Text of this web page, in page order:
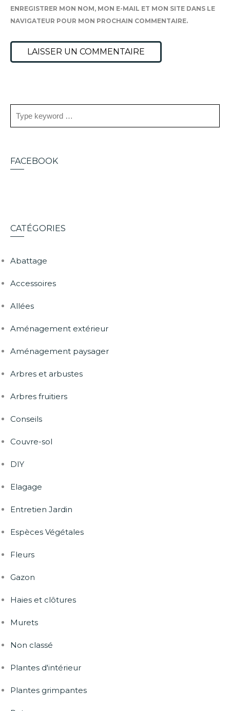
ENREGISTRER MON NOM, MON E-MAIL ET MON SITE DANS LE
NAVIGATEUR POUR MON PROCHAIN COMMENTAIRE.
FACEBOOK
CATÉGORIES
Abattage
Accessoires
Allées
Aménagement extérieur
Aménagement paysager
Arbres et arbustes
Arbres fruitiers
Conseils
Couvre-sol
DIY
Elagage
Entretien Jardin
Espèces Végétales
Fleurs
Gazon
Haies et clôtures
Murets
Non classé
Plantes d'intérieur
Plantes grimpantes